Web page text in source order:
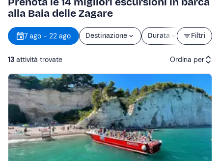
alla Baia delle Zagare
Filtri
7 ago - 22 ago Destinazione Durata Prezzo
13 attività trovate Ordina per
Attività consigliate
Prezzo (crescente)
Prezzo (decrescente)
Recensioni